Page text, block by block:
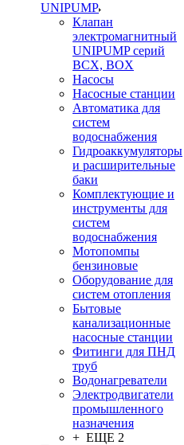
UNIPUMP
Клапан
электромагнитный
UNIPUMP серий
BCX, BOX
Насосы
Насосные станции
Автоматика для
систем
водоснабжения
Гидроаккумуляторы
и расширительные
баки
Комплектующие и
инструменты для
систем
водоснабжения
Мотопомпы
бензиновые
Оборудование для
систем отопления
Бытовые
канализационные
насосные станции
Фитинги для ПНД
труб
Водонагреватели
Электродвигатели
промышленного
назначения
+ ЕЩЕ 2